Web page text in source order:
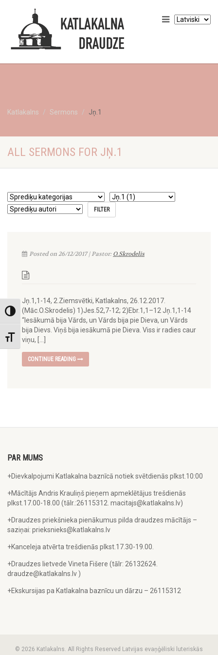
Toggle High Contrast
Toggle Font size
Katlakalns Sermons Jņ.1
ALL SERMONS FOR JŅ.1
Posted on 26/12/2017 | Pastor:O.Skrodelis
Jņ.1,1-14, 2.Ziemsvētki, Katlakalns, 26.12.2017.
(Māc.O.Skrodelis) 1)Jes.52,7-12; 2)Ebr.1,1–12 Jņ.1,1-14
“Iesākumā bija Vārds, un Vārds bija pie Dieva, un Vārds
bija Dievs. Viņš bija iesākumā pie Dieva. Viss ir radies caur
viņu, […]
CONTINUE READING
PAR MUMS
+Dievkalpojumi Katlakalna baznīcā notiek svētdienās plkst.10:00
+Mācītājs Andris Krauliņš pieņem apmeklētājus trešdienās
plkst.17.00-18.00 (tālr.:26115312. macitajs@katlakalns.lv)
+Draudzes priekšnieka pienākumus pilda draudzes mācītājs –
saziņai: prieksnieks@katlakalns.lv
+Kanceleja atvērta trešdienās plkst.17.30-19.00.
+Draudzes lietvede Vineta Fišere (tālr: 26132624.
draudze@katlakalns.lv )
+Ekskursijas pa Katlakalna baznīcu un dārzu – 26115312
© 2026 Katlakalns. All Rights Reserved Latvijas evaņģēliski luteriskās